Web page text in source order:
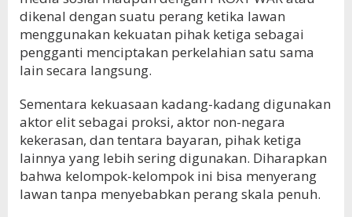
dikenal dengan suatu perang ketika lawan
menggunakan kekuatan pihak ketiga sebagai
pengganti menciptakan perkelahian satu sama
lain secara langsung.
Sementara kekuasaan kadang-kadang digunakan
aktor elit sebagai proksi, aktor non-negara
kekerasan, dan tentara bayaran, pihak ketiga
lainnya yang lebih sering digunakan. Diharapkan
bahwa kelompok-kelompok ini bisa menyerang
lawan tanpa menyebabkan perang skala penuh.